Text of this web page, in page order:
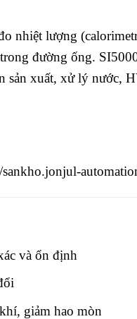
nhiệt lượng
đường ống.
sản xuất, xử lý nước,
sankho.jonjul-
và ổn định
giảm hao mòn